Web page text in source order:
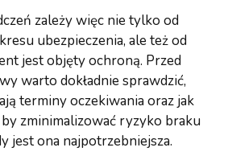
zależy więc nie tylko od
ubezpieczenia, ale też od
jest objęty ochroną. Przed
warto dokładnie sprawdzić,
terminy oczekiwania oraz jak
zminimalizować ryzyko braku
jest ona najpotrzebniejsza.